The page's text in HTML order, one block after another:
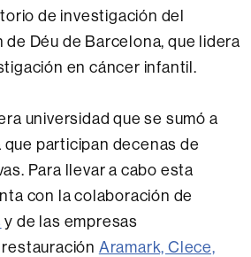
de investigación del
Déu de Barcelona, ​​que lidera
en cáncer infantil.
universidad que se sumó a
que participan decenas de
Para llevar a cabo esta
con la colaboración de
y de las empresas
Aramark, Clece,